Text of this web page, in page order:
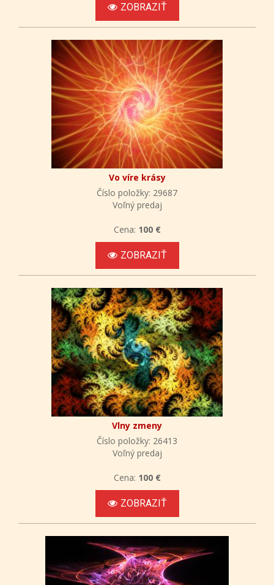
ZOBRAZIŤ
Vo víre krásy
Číslo položky: 29687
Voľný predaj
Cena: 100 €
ZOBRAZIŤ
Vlny zmeny
Číslo položky: 26413
Voľný predaj
Cena: 100 €
ZOBRAZIŤ